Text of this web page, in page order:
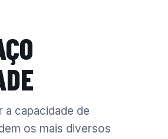
a capacidade de
os mais diversos